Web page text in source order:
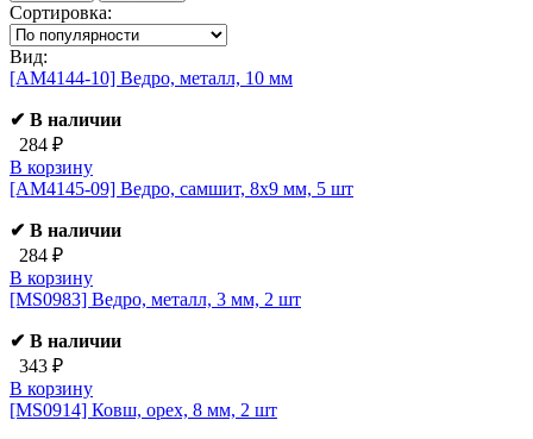
Сортировка:
Вид:
[AM4144-10] Ведро, металл, 10 мм
✔ В наличии
284 ₽
В корзину
[AM4145-09] Ведро, самшит, 8х9 мм, 5 шт
✔ В наличии
284 ₽
В корзину
[MS0983] Ведро, металл, 3 мм, 2 шт
✔ В наличии
343 ₽
В корзину
[MS0914] Ковш, орех, 8 мм, 2 шт